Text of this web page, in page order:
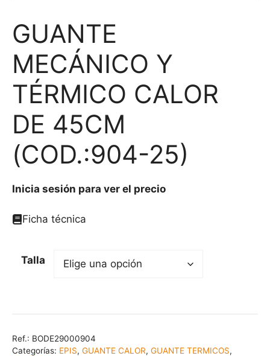
GUANTE
MECÁNICO Y
TÉRMICO CALOR
DE 45CM
(COD.:904-25)
Inicia sesión para ver el precio
Ficha técnica
Talla
Ref.: BODE29000904
Categorías: EPIS, GUANTE CALOR, GUANTE TERMICOS,